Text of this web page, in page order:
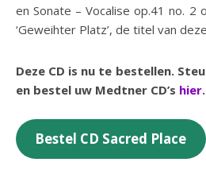
en Sonate – Vocalise op.41 no.
‘Geweihter Platz’, de titel van
Deze CD is nu te bestellen.
en bestel uw Medtner CD’s hier.
Bestel CD Sacred Place